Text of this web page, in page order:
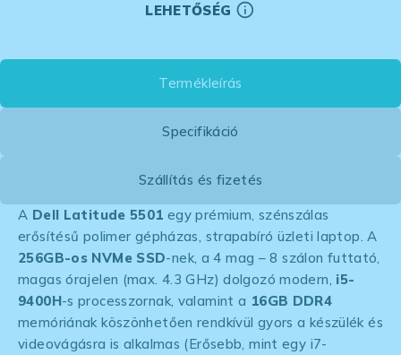
LEHETŐSÉG
Termékleírás
Specifikáció
Szállítás és fizetés
A Dell Latitude 5501 egy prémium, szénszálas
erősítésű polimer gépházas, strapabíró üzleti laptop. A
256GB-os NVMe SSD-nek, a 4 mag – 8 szálon futtató,
magas órajelen (max. 4.3 GHz) dolgozó modern, i5-
9400H-s processzornak, valamint a 16GB DDR4
memóriának köszönhetően rendkívül gyors a készülék és
videovágásra is alkalmas (Erősebb, mint egy i7-